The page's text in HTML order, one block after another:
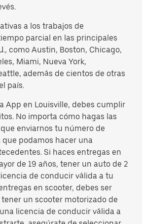
a los trabajos de
parcial en las principales
como Austin, Boston, Chicago,
Miami, Nueva York,
además de cientos de otras
país.
App en Louisville, debes cumplir
No importa cómo hagas las
enviarnos tu número de
podamos hacer una
Si haces entregas en
de 19 años, tener un auto de 2
de conducir válida a tu
en scooter, debes ser
tener un scooter motorizado de
licencia de conducir válida a